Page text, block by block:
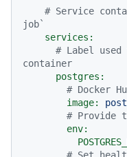
# Service
job`
services:
# Label
container
postgres:
# Docker
image:
# Provide
env:
# Set